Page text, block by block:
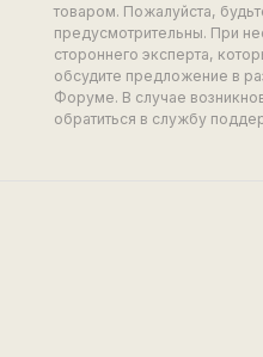
товаром. Пожалуйста,
предусмотрительны. При
стороннего эксперта,
обсудите предложение в
Форуме. В случае
обратиться в службу